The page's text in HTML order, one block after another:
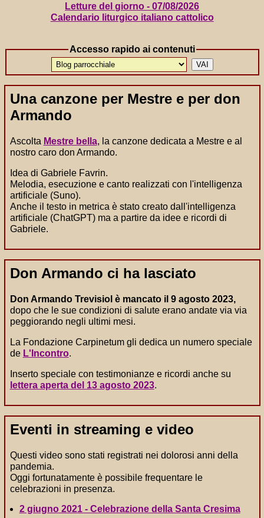
Letture del giorno - 07/08/2026
Calendario liturgico italiano cattolico
Accesso rapido ai contenuti
Una canzone per Mestre e per don
Armando
Ascolta Mestre bella, la canzone dedicata a Mestre e al
nostro caro don Armando.
Idea di Gabriele Favrin.
Melodia, esecuzione e canto realizzati con l'intelligenza
artificiale (Suno).
Anche il testo in metrica è stato creato dall'intelligenza
artificiale (ChatGPT) ma a partire da idee e ricordi di
Gabriele.
Don Armando ci ha lasciato
Don Armando Trevisiol è mancato il 9 agosto 2023,
dopo che le sue condizioni di salute erano andate via via
peggiorando negli ultimi mesi.
La Fondazione Carpinetum gli dedica un numero speciale
de L'Incontro.
Inserto speciale con testimonianze e ricordi anche su
lettera aperta del 13 agosto 2023.
Eventi in streaming e video
Questi video sono stati registrati nei dolorosi anni della
pandemia.
Oggi fortunatamente è possibile frequentare le
celebrazioni in presenza.
2 giugno 2021 - Celebrazione della Santa Cresima